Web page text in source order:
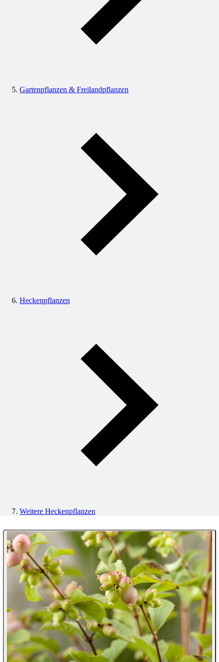
Gartenpflanzen & Freilandpflanzen
Heckenpflanzen
Weitere Heckenpflanzen